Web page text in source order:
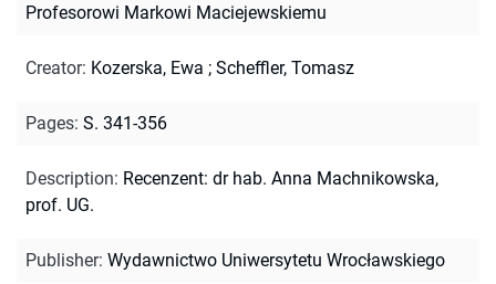
Profesorowi Markowi Maciejewskiemu
Creator: Kozerska, Ewa ; Scheffler, Tomasz
Pages: S. 341-356
Description: Recenzent: dr hab. Anna Machnikowska,
prof. UG.
Publisher: Wydawnictwo Uniwersytetu Wrocławskiego